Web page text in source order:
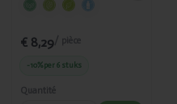
€ 8,29/ pièce
-10%per 6 stuks
Quantité